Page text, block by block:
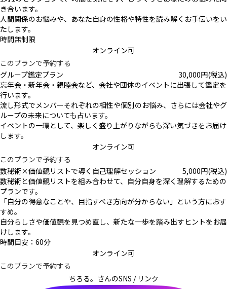
き合います。
人間関係のお悩みや、あなた自身の性格や特性を読み解くお手伝いをい
たします。
時間無制限
オンライン可
このプランで予約する
グループ鑑定プラン
30,000円(税込)
忘年会・新年会・親睦会など、会社や団体のイベントに出張して鑑定を
行います。
流し形式でメンバーそれぞれの相性や個別のお悩み、さらには会社やグ
ループの未来についても占います。
イベントの一環として、楽しく盛り上がりながらも深い気づきをお届け
します。
オンライン可
このプランで予約する
数秘術×価値観リストで導く自己理解セッション
5,000円(税込)
数秘術と価値観リストを組み合わせて、自分自身を深く理解するための
プランです。
「自分の得意なことや、目指すべき方向が分からない」という方におす
すめ。
自分らしさや価値観を見つめ直し、新たな一歩を踏み出すヒントをお届
けします。
時間目安：60分
オンライン可
このプランで予約する
ちろる。さんのSNS / リンク